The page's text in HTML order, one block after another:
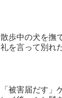
散歩中の犬を撫
礼を言って別れ
「被害届だす」